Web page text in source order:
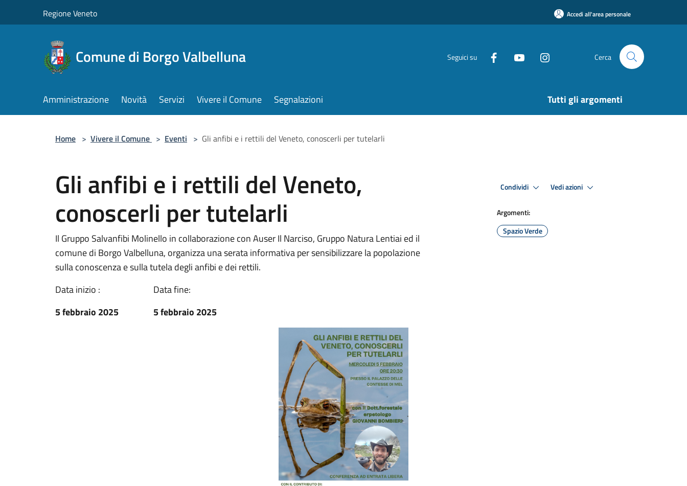
Regione Veneto Accedi all'area personale
Comune di Borgo Valbelluna Seguici su Cerca
Amministrazione Novità Servizi Vivere il Comune Segnalazioni Tutti gli argomenti
Home > Vivere il Comune > Eventi > Gli anfibi e i rettili del Veneto, conoscerli per tutelarli
Gli anfibi e i rettili del Veneto,
conoscerli per tutelarli
Il Gruppo Salvanfibi Molinello in collaborazione con Auser Il Narciso, Gruppo Natura Lentiai ed il
comune di Borgo Valbelluna, organizza una serata informativa per sensibilizzare la popolazione
sulla conoscenza e sulla tutela degli anfibi e dei rettili.
Data inizio :
5 febbraio 2025
Data fine:
5 febbraio 2025
Condividi Vedi azioni
Argomenti:
Spazio Verde